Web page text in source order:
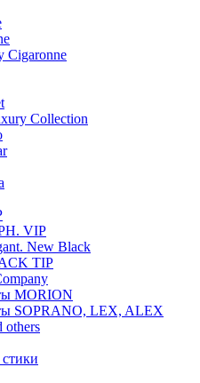
Cigaronne
Collection
VIP
New Black
TIP
MORION
SOPRANO, LEX, ALEX